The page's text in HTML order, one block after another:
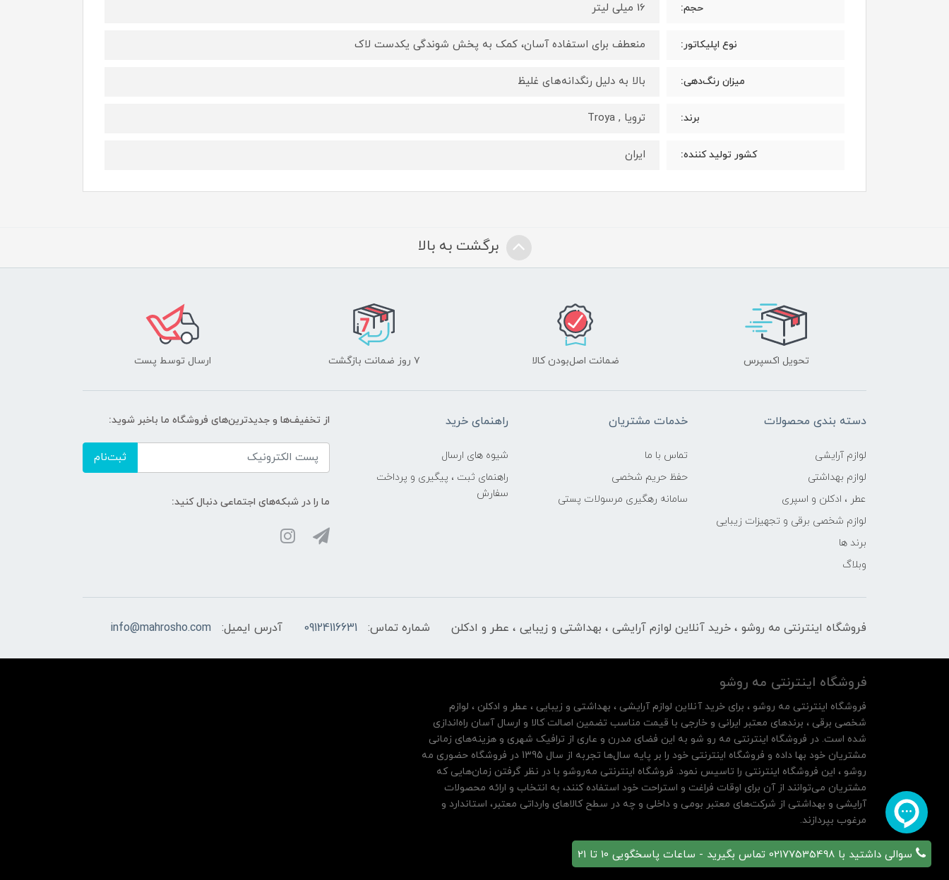
حجم: 16 میلی لیتر
نوع اپلیکاتور: منعطف برای استفاده آسان، کمک به پخش شوندگی یکدست لاک
میزان رنگ‌دهی: بالا به دلیل رنگدانه‌های غلیظ
برند: ترویا , Troya
کشور تولید کننده: ایران
برگشت به بالا
تحویل اکسپرس ضمانت اصل‌بودن کالا ۷ روز ضمانت بازگشت ارسال توسط پست
دسته بندی محصولات
لوازم آرایشی
لوازم بهداشتی
عطر ، ادکلن و اسپری
لوازم شخصی برقی و تجهیزات زیبایی
برند ها
وبلاگ
خدمات مشتریان
تماس با ما
حفظ حریم شخصی
سامانه رهگیری مرسولات پستی
راهنمای خرید
شیوه های ارسال
راهنمای ثبت ، پیگیری و پرداخت
سفارش
از تخفیف‌ها و جدیدترین‌های فروشگاه ما باخبر شوید:
ثبت‌نام
ما را در شبکه‌های اجتماعی دنبال کنید:
فروشگاه اینترنتی مه‌ رو‌شو ، خرید آنلاین لوازم آرایشی ، بهداشتی و زیبایی ، عطر و ادکلن شماره تماس: 09124116631 آدرس ایمیل: info@mahrosho.com
سوالی داشتید با 02177535498 تماس بگیرید - ساعات پاسخگویی 10 تا 21
فروشگاه اینترنتی مه‌ رو‌شو
فروشگاه اینترنتی مه‌ رو‌شو ، برای خرید آنلاین لوازم آرایشی ، بهداشتی و زیبایی ، عطر و ادکلن ، لوازم
شخصی برقی ، برندهای معتبر ایرانی و خارجی با قیمت مناسب تضمین اصالت کالا و ارسال آسان راه‌اندازی
شده است. در فروشگاه اینترنتی مه رو شو به این فضای مدرن و عاری از ترافیک شهری و هزینه‌های زمانی
مشتریان خود بها داده و فروشگاه اینترنتی خود را بر پایه سال‌ها تجربه از سال 1395 در فروشگاه حضوری مه
روشو ، این فروشگاه اینترنتی را تاسیس نمود. فروشگاه اینترنتی مه‌رو‌شو با در نظر گرفتن زمان‌هایی که
مشتریان می‌توانند از آن‌ برای اوقات فراغت و استراحت خود استفاده کنند، به انتخاب و ارائه محصولات
آرایشی و بهداشتی از شرکت‌های معتبر بومی و داخلی و چه در سطح کالاهای وارداتی معتبر، استاندارد و
مرغوب بپردازند.